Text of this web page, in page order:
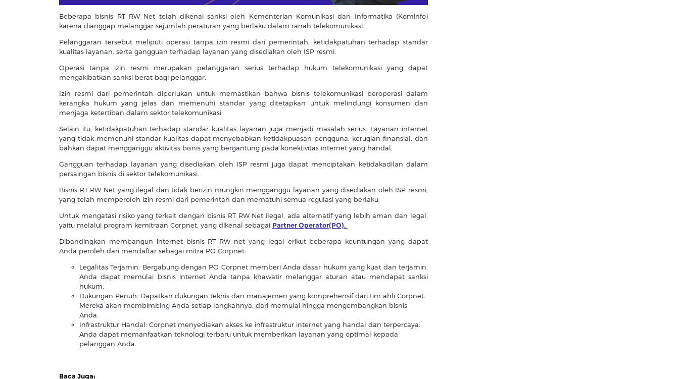
Beberapa bisnis RT RW Net telah dikenai sanksi oleh Kementerian Komunikasi dan Informatika (Kominfo)
karena dianggap melanggar sejumlah peraturan yang berlaku dalam ranah telekomunikasi.
Pelanggaran tersebut meliputi operasi tanpa izin resmi dari pemerintah, ketidakpatuhan terhadap standar
kualitas layanan, serta gangguan terhadap layanan yang disediakan oleh ISP resmi.
Operasi tanpa izin resmi merupakan pelanggaran serius terhadap hukum telekomunikasi yang dapat
mengakibatkan sanksi berat bagi pelanggar.
Izin resmi dari pemerintah diperlukan untuk memastikan bahwa bisnis telekomunikasi beroperasi dalam
kerangka hukum yang jelas dan memenuhi standar yang ditetapkan untuk melindungi konsumen dan
menjaga ketertiban dalam sektor telekomunikasi.
Selain itu, ketidakpatuhan terhadap standar kualitas layanan juga menjadi masalah serius. Layanan internet
yang tidak memenuhi standar kualitas dapat menyebabkan ketidakpuasan pengguna, kerugian finansial, dan
bahkan dapat mengganggu aktivitas bisnis yang bergantung pada konektivitas internet yang handal.
Gangguan terhadap layanan yang disediakan oleh ISP resmi juga dapat menciptakan ketidakadilan dalam
persaingan bisnis di sektor telekomunikasi.
Bisnis RT RW Net yang ilegal dan tidak berizin mungkin mengganggu layanan yang disediakan oleh ISP resmi,
yang telah memperoleh izin resmi dari pemerintah dan mematuhi semua regulasi yang berlaku.
Untuk mengatasi risiko yang terkait dengan bisnis RT RW Net ilegal, ada alternatif yang lebih aman dan legal,
yaitu melalui program kemitraan Corpnet, yang dikenal sebagai Partner Operator(PO).
Dibandingkan membangun internet bisnis RT RW net yang legal erikut beberapa keuntungan yang dapat
Anda peroleh dari mendaftar sebagai mitra PO Corpnet:
Legalitas Terjamin: Bergabung dengan PO Corpnet memberi Anda dasar hukum yang kuat dan terjamin.
Anda dapat memulai bisnis internet Anda tanpa khawatir melanggar aturan atau mendapat sanksi
hukum.
Dukungan Penuh: Dapatkan dukungan teknis dan manajemen yang komprehensif dari tim ahli Corpnet.
Mereka akan membimbing Anda setiap langkahnya, dari memulai hingga mengembangkan bisnis
Anda.
Infrastruktur Handal: Corpnet menyediakan akses ke infrastruktur internet yang handal dan terpercaya.
Anda dapat memanfaatkan teknologi terbaru untuk memberikan layanan yang optimal kepada
pelanggan Anda.
Baca Juga: